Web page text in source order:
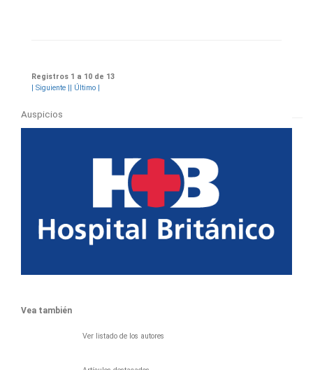
Registros 1 a 10 de 13
| Siguiente || Último |
Auspicios
Vea también
Ver listado de los autores